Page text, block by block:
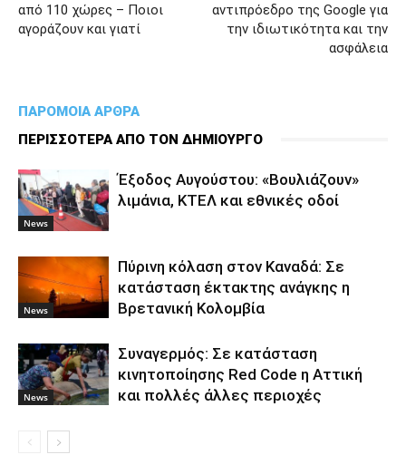
από 110 χώρες – Ποιοι
αγοράζουν και γιατί
αντιπρόεδρο της Google για
την ιδιωτικότητα και την
ασφάλεια
ΠΑΡΟΜΟΙΑ ΑΡΘΡΑ
ΠΕΡΙΣΣΟΤΕΡΑ ΑΠΟ ΤΟΝ ΔΗΜΙΟΥΡΓΟ
News
Έξοδος Αυγούστου: «Βουλιάζουν»
λιμάνια, ΚΤΕΛ και εθνικές οδοί
News
Πύρινη κόλαση στον Καναδά: Σε
κατάσταση έκτακτης ανάγκης η
Βρετανική Κολομβία
News
Συναγερμός: Σε κατάσταση
κινητοποίησης Red Code η Αττική
και πολλές άλλες περιοχές